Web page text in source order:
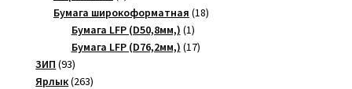
товара
Бумага широкоформатная 1818
Бумага LFP (D50,8мм,) 11
товар
Бумага LFP (D76,2мм,) 1717
ЗИП 9393
товара
Ярлык 263263